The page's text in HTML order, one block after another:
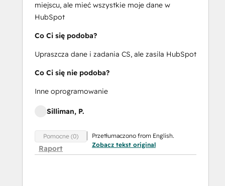
miejscu, ale mieć wszystkie moje dane w
HubSpot
Co Ci się podoba?
Upraszcza dane i zadania CS, ale zasila HubSpot
Co Ci się nie podoba?
Inne oprogramowanie
Silliman, P.
Pomocne (0)
Raport
Przetłumaczono from English.
Zobacz tekst original